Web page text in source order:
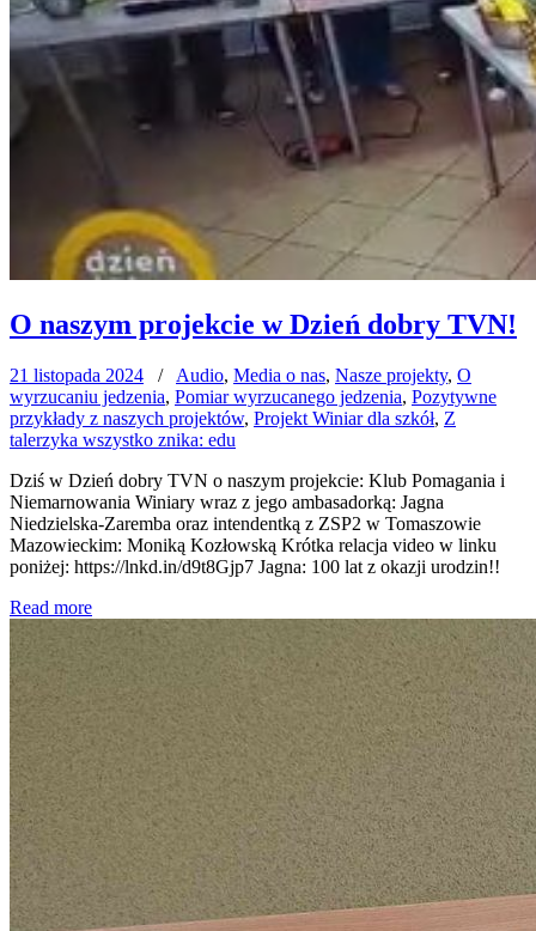
O naszym projekcie w Dzień dobry TVN!
21 listopada 2024 / Audio, Media o nas, Nasze projekty, O
wyrzucaniu jedzenia, Pomiar wyrzucanego jedzenia, Pozytywne
przykłady z naszych projektów, Projekt Winiar dla szkół, Z
talerzyka wszystko znika: edu
Dziś w Dzień dobry TVN o naszym projekcie: Klub Pomagania i
Niemarnowania Winiary wraz z jego ambasadorką: Jagna
Niedzielska-Zaremba oraz intendentką z ZSP2 w Tomaszowie
Mazowieckim: Moniką Kozłowską Krótka relacja video w linku
poniżej: https://lnkd.in/d9t8Gjp7 Jagna: 100 lat z okazji urodzin!!
Read more